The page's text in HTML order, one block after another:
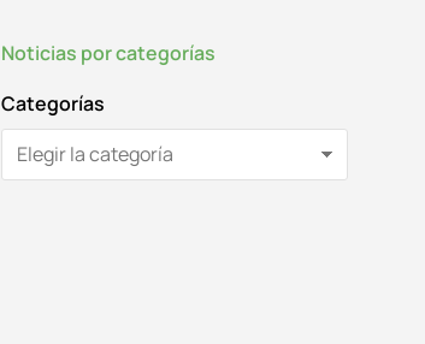
Noticias por categorías
Categorías